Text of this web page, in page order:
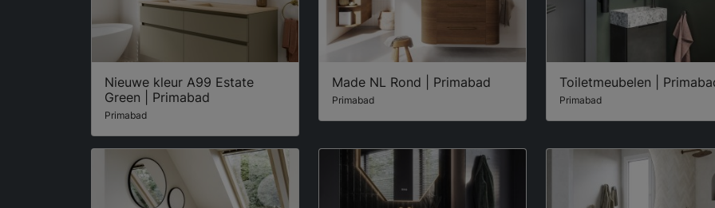
Nieuwe kleur A99 Estate
Green | Primabad
Primabad
Made NL Rond | Primabad
Primabad
Toiletmeubelen |
Primabad